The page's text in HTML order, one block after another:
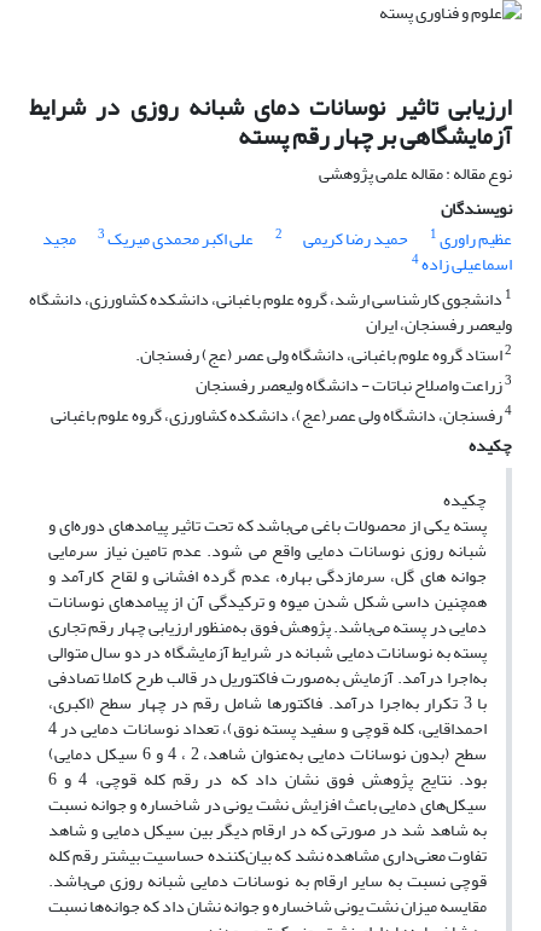
ارزیابی تاثیر نوسانات دمای شبانه روزی در شرایط
آزمایشگاهی بر چهار رقم پسته
نوع مقاله : مقاله علمی پژوهشی
نویسندگان
عظیم راوری1 حمید رضا کریمی 2 علی اکبر محمدی میریک3 مجید
اسماعیلی زاده4
1 دانشجوی کارشناسی ارشد، گروه علوم باغبانی، دانشکده کشاورزی، دانشگاه
ولیعصر رفسنجان، ایران
2استاد گروه علوم باغبانی، دانشگاه ولی عصر (عج) رفسنجان.
3زراعت واصلاح نباتات - دانشگاه ولیعصر رفسنجان
4رفسنجان، دانشگاه ولی عصر(عج)، دانشکده کشاورزی، گروه علوم باغبانی
چکیده
چکیده
پسته یکی از محصولات باغی می‌باشد که تحت تاثیر پیامدهای دوره‌ای و
شبانه روزی نوسانات دمایی واقع می شود. عدم تامین نیاز سرمایی
جوانه های گل، سرمازدگی بهاره، عدم گرده افشانی و لقاح کارآمد و
همچنین داسی شکل شدن میوه و ترکیدگی آن از پیامدهای نوسانات
دمایی در پسته می‌باشد. پژوهش فوق به‌منظور ارزیابی چهار رقم تجاری
پسته به نوسانات دمایی شبانه در شرایط آزمایشگاه در دو سال متوالی
به‌اجرا درآمد. آزمایش به‌صورت فاکتوریل در قالب طرح کاملا تصادفی
با 3 تکرار به‌اجرا درآمد. فاکتورها شامل رقم در چهار سطح (اکبری،
احمداقایی، کله قوچی و سفید پسته نوق)، تعداد نوسانات دمایی در 4
سطح (بدون نوسانات دمایی به‌عنوان شاهد، 2 ، 4 و 6 سیکل دمایی)
بود. نتایج پژوهش فوق نشان داد که در رقم کله قوچی، 4 و 6
سیکل‌های دمایی باعث افزایش نشت یونی در شاخساره و جوانه نسبت
به شاهد شد در صورتی‌ که در ارقام دیگر بین سیکل دمایی و شاهد
تفاوت معنی‌داری مشاهده نشد که بیان‌کننده حساسیت بیشتر رقم کله
قوچی نسبت به سایر ارقام به نوسانات دمایی شبانه روزی می‌باشد.
مقایسه میزان نشت یونی شاخساره و جوانه نشان داد که جوانه‌ها نسبت